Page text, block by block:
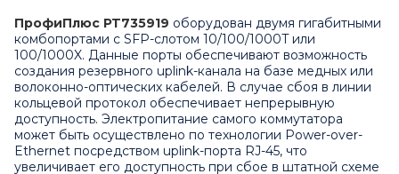
ПрофиПлюс PT735919 оборудован двумя гигабитными
комбопортами с SFP-слотом 10/100/1000T или
100/1000X. Данные порты обеспечивают возможность
создания резервного uplink-канала на базе медных или
волоконно-оптических кабелей. В случае сбоя в линии
кольцевой протокол обеспечивает непрерывную
доступность. Электропитание самого коммутатора
может быть осуществлено по технологии Power-over-
Ethernet посредством uplink-порта RJ-45, что
увеличивает его доступность при сбое в штатной схеме